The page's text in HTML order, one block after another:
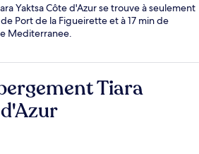
Yaktsa Côte d'Azur se trouve à seulement
Port de la Figueirette et à 17 min de
Mediterranee.
Tiara